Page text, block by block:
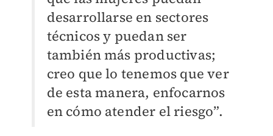
desarrollarse en sectores
técnicos y puedan ser
también más productivas;
creo que lo tenemos que ver
de esta manera, enfocarnos
en cómo atender el riesgo”.